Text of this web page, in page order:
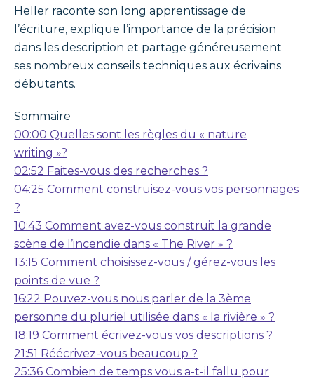
Heller raconte son long apprentissage de
l’écriture, explique l’importance de la précision
dans les description et partage généreusement
ses nombreux conseils techniques aux écrivains
débutants.
Sommaire
00:00 Quelles sont les règles du « nature
writing »?
02:52 Faites-vous des recherches ?
04:25 Comment construisez-vous vos personnages
?
10:43 Comment avez-vous construit la grande
scène de l’incendie dans « The River » ?
13:15 Comment choisissez-vous / gérez-vous les
points de vue ?
16:22 Pouvez-vous nous parler de la 3ème
personne du pluriel utilisée dans « la rivière » ?
18:19 Comment écrivez-vous vos descriptions ?
21:51 Réécrivez-vous beaucoup ?
25:36 Combien de temps vous a-t-il fallu pour